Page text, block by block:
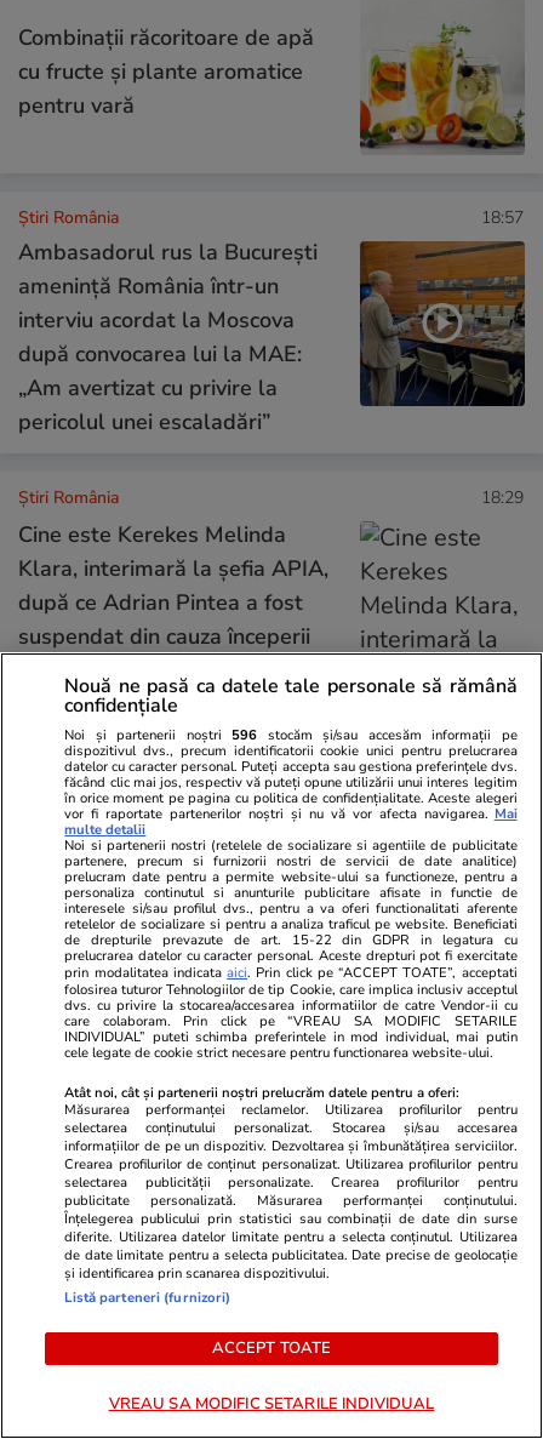
Combinaţii răcoritoare de apă
cu fructe şi plante aromatice
pentru vară
Știri România 18:57
Ambasadorul rus la București
amenință România într-un
interviu acordat la Moscova
după convocarea lui la MAE:
„Am avertizat cu privire la
pericolul unei escaladări”
Știri România 18:29
Cine este Kerekes Melinda
Klara, interimară la șefia APIA,
după ce Adrian Pintea a fost
suspendat din cauza începerii
Știri România 18:15
Gradu Cârpaci, extrădat în
Germania. Liderul interlop din
Timișoara a forțat un bărbat să-
i doneze un rinichi
Știri România 18:12
TVA mic la case până la
toamnă, din cauza situației
create la ANCPI: ce a decis
Senatul
09:00
Crize de identitate și clarificări
doctrinare. Ce pare să anunțe
dezbaterea din PNL după
decesul USL
Nouă ne pasă ca datele tale personale să rămână
confidențiale
Noi și partenerii noștri 596 stocăm și/sau accesăm informații pe
dispozitivul dvs., precum identificatorii cookie unici pentru prelucrarea
datelor cu caracter personal. Puteți accepta sau gestiona preferințele dvs.
făcând clic mai jos, respectiv vă puteți opune utilizării unui interes legitim
în orice moment pe pagina cu politica de confidențialitate. Aceste alegeri
vor fi raportate partenerilor noștri și nu vă vor afecta navigarea. Mai
multe detalii
Noi si partenerii nostri (retelele de socializare si agentiile de publicitate
partenere, precum si furnizorii nostri de servicii de date analitice)
prelucram date pentru a permite website-ului sa functioneze, pentru a
personaliza continutul si anunturile publicitare afisate in functie de
interesele si/sau profilul dvs., pentru a va oferi functionalitati aferente
retelelor de socializare si pentru a analiza traficul pe website. Beneficiati
de drepturile prevazute de art. 15-22 din GDPR in legatura cu
prelucrarea datelor cu caracter personal. Aceste drepturi pot fi exercitate
prin modalitatea indicataaici. Prin click pe “ACCEPT TOATE”, acceptati
folosirea tuturor Tehnologiilor de tip Cookie, care implica inclusiv acceptul
dvs. cu privire la stocarea/accesarea informatiilor de catre Vendor-ii cu
care colaboram. Prin click pe “VREAU SA MODIFIC SETARILE
INDIVIDUAL” puteti schimba preferintele in mod individual, mai putin
cele legate de cookie strict necesare pentru functionarea website-ului.
Atât noi, cât și partenerii noștri prelucrăm datele pentru a oferi:
Măsurarea performanței reclamelor. Utilizarea profilurilor pentru
selectarea conținutului personalizat. Stocarea și/sau accesarea
informațiilor de pe un dispozitiv. Dezvoltarea și îmbunătățirea serviciilor.
Crearea profilurilor de conținut personalizat. Utilizarea profilurilor pentru
selectarea publicității personalizate. Crearea profilurilor pentru
publicitate personalizată. Măsurarea performanței conținutului.
Înțelegerea publicului prin statistici sau combinații de date din surse
diferite. Utilizarea datelor limitate pentru a selecta conținutul. Utilizarea
de date limitate pentru a selecta publicitatea. Date precise de geolocație
și identificarea prin scanarea dispozitivului.
Listă parteneri (furnizori)
ACCEPT TOATE
VREAU SA MODIFIC SETARILE INDIVIDUAL